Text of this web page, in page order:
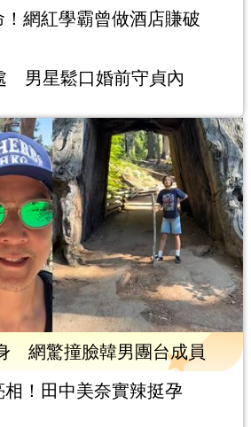
網紅學霸曾做酒店賺破
男星鬆口婚前守貞內
網驚撞臉韓男團台成員
！田中美奈實辣挺孕